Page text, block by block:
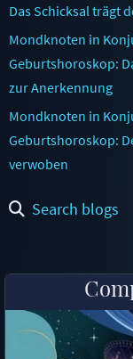
Das Schicksal trägt
Mondknoten in
Geburtshoroskop:
zur Anerkennung
Mondknoten in
Geburtshoroskop:
verwoben
Search blogs